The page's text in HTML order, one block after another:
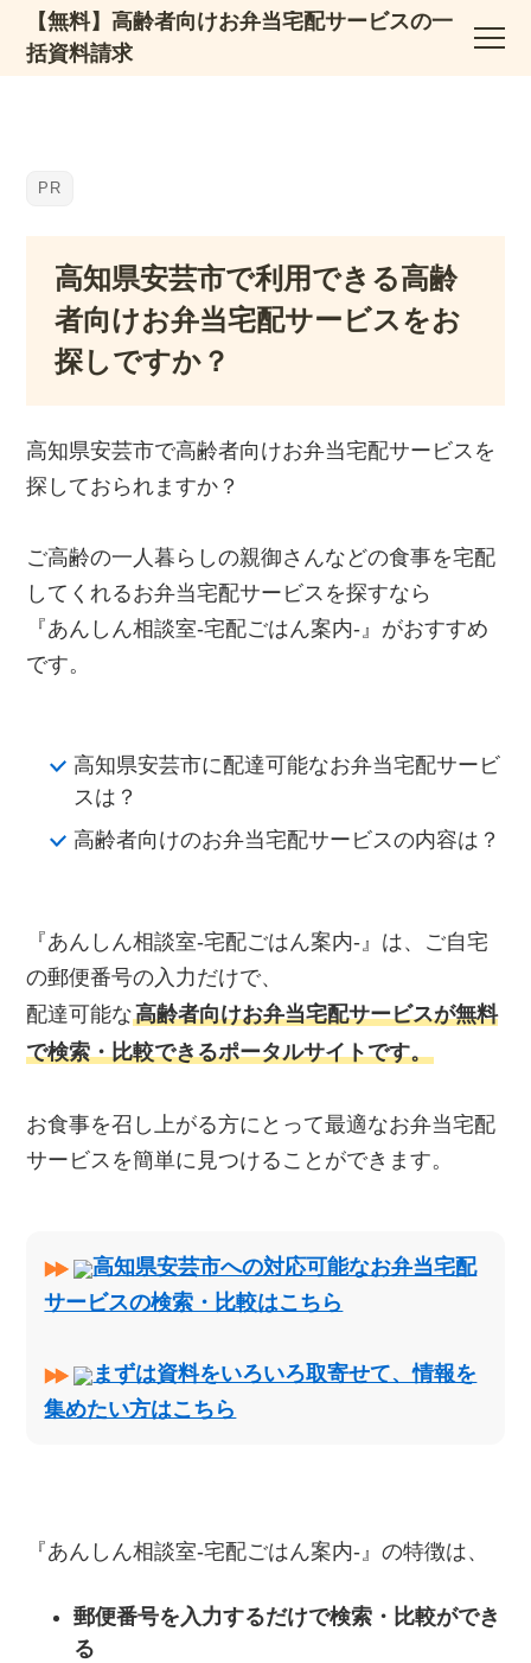
【無料】高齢者向けお弁当宅配サービスの一
括資料請求
高知県安芸市で利用できる高齢
者向けお弁当宅配サービスをお
探しですか？
高知県安芸市で高齢者向けお弁当宅配サービスを
探しておられますか？
ご高齢の一人暮らしの親御さんなどの食事を宅配
してくれるお弁当宅配サービスを探すなら
『あんしん相談室‐宅配ごはん案内‐』がおすすめ
です。
高知県安芸市に配達可能なお弁当宅配サービ
スは？
高齢者向けのお弁当宅配サービスの内容は？
『あんしん相談室‐宅配ごはん案内‐』は、ご自宅
の郵便番号の入力だけで、
配達可能な高齢者向けお弁当宅配サービスが無料
で検索・比較できるポータルサイトです。
お食事を召し上がる方にとって最適なお弁当宅配
サービスを簡単に見つけることができます。
高知県安芸市への対応可能なお弁当宅配
サービスの検索・比較はこちら
まずは資料をいろいろ取寄せて、情報を
集めたい方はこちら
『あんしん相談室‐宅配ごはん案内‐』の特徴は、
郵便番号を入力するだけで検索・比較ができ
る